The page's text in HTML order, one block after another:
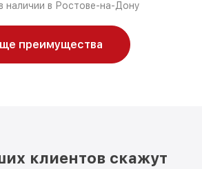
наличии в Ростове-на-Дону
преимущества
клиентов скажут